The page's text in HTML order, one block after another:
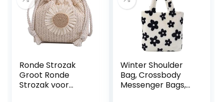
Ronde Strozak
Groot Ronde
Strozak voor
Winter Shoulder
Bag, Crossbody
Messenger Bags,